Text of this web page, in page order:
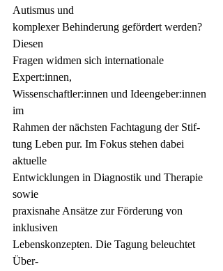
Autismus und
komplexer Behinderung gefördert werden?
Diesen
Fragen widmen sich internationale
Expert:innen,
Wissenschaftler:innen und Ideengeber:innen
im
Rahmen der nächsten Fachtagung der Stif-
tung Leben pur. Im Fokus stehen dabei
aktuelle
Entwicklungen in Diagnostik und Therapie
sowie
praxisnahe Ansätze zur Förderung von
inklusiven
Lebenskonzepten. Die Tagung beleuchtet
Über-